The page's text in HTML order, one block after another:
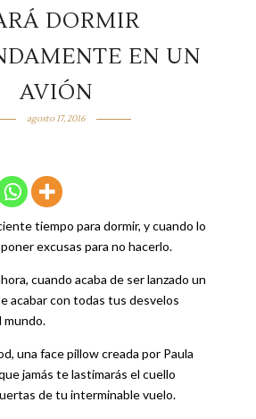
DORMIR
EN UN
AVIÓN
agosto 17, 2016
tiempo para dormir, y cuando lo
excusas para no hacerlo.
cuando acaba de ser lanzado un
acabar con todas tus desvelos
mundo.
una face pillow creada por Paula
jamás te lastimarás el cuello
de tu interminable vuelo.